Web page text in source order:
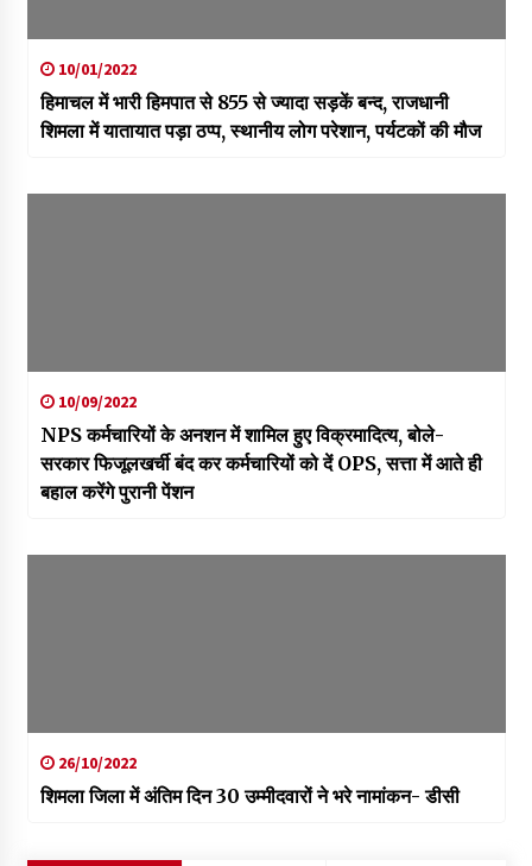
10/01/2022
हिमाचल में भारी हिमपात से 855 से ज्यादा सड़कें बन्द, राजधानी
शिमला में यातायात पड़ा ठप्प, स्थानीय लोग परेशान, पर्यटकों की मौज
10/09/2022
NPS कर्मचारियों के अनशन में शामिल हुए विक्रमादित्य, बोले-
सरकार फिजूलखर्ची बंद कर कर्मचारियों को दें OPS, सत्ता में आते ही
बहाल करेंगे पुरानी पेंशन
26/10/2022
शिमला जिला में अंतिम दिन 30 उम्मीदवारों ने भरे नामांकन- डीसी